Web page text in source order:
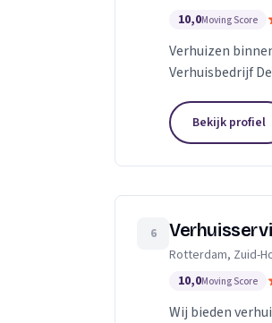
10,0Moving Score
Verhuizen
Verhuisbedrijf
Bekijk profiel
6
Rotterdam, Zuid-
10,0Moving Score
Wij bieden